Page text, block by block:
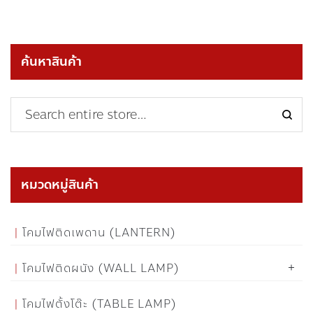
ค้นหาสินค้า
หมวดหมู่สินค้า
โคมไฟติดเพดาน (LANTERN)
โคมไฟติดผนัง (WALL LAMP)
โคมไฟตั้งโต๊ะ (TABLE LAMP)